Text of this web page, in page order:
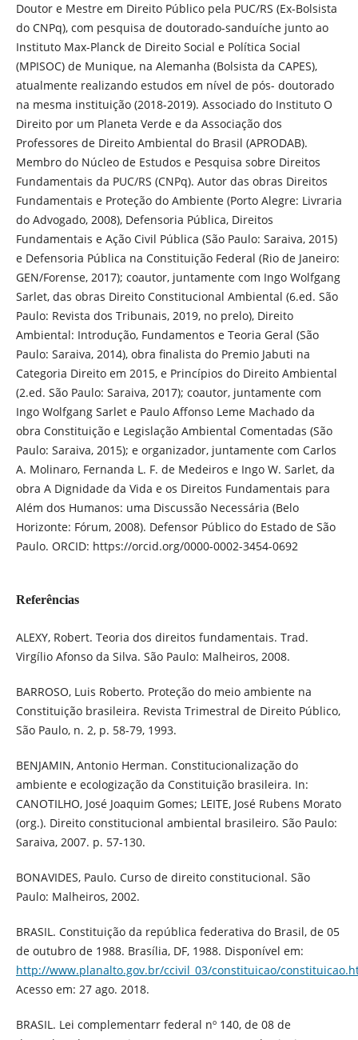
Doutor e Mestre em Direito Público pela PUC/RS (Ex-Bolsista
do CNPq), com pesquisa de doutorado-sanduíche junto ao
Instituto Max-Planck de Direito Social e Política Social
(MPISOC) de Munique, na Alemanha (Bolsista da CAPES),
atualmente realizando estudos em nível de pós- doutorado
na mesma instituição (2018-2019). Associado do Instituto O
Direito por um Planeta Verde e da Associação dos
Professores de Direito Ambiental do Brasil (APRODAB).
Membro do Núcleo de Estudos e Pesquisa sobre Direitos
Fundamentais da PUC/RS (CNPq). Autor das obras Direitos
Fundamentais e Proteção do Ambiente (Porto Alegre: Livraria
do Advogado, 2008), Defensoria Pública, Direitos
Fundamentais e Ação Civil Pública (São Paulo: Saraiva, 2015)
e Defensoria Pública na Constituição Federal (Rio de Janeiro:
GEN/Forense, 2017); coautor, juntamente com Ingo Wolfgang
Sarlet, das obras Direito Constitucional Ambiental (6.ed. São
Paulo: Revista dos Tribunais, 2019, no prelo), Direito
Ambiental: Introdução, Fundamentos e Teoria Geral (São
Paulo: Saraiva, 2014), obra finalista do Premio Jabuti na
Categoria Direito em 2015, e Princípios do Direito Ambiental
(2.ed. São Paulo: Saraiva, 2017); coautor, juntamente com
Ingo Wolfgang Sarlet e Paulo Affonso Leme Machado da
obra Constituição e Legislação Ambiental Comentadas (São
Paulo: Saraiva, 2015); e organizador, juntamente com Carlos
A. Molinaro, Fernanda L. F. de Medeiros e Ingo W. Sarlet, da
obra A Dignidade da Vida e os Direitos Fundamentais para
Além dos Humanos: uma Discussão Necessária (Belo
Horizonte: Fórum, 2008). Defensor Público do Estado de São
Paulo. ORCID: https://orcid.org/0000-0002-3454-0692
Referências
ALEXY, Robert. Teoria dos direitos fundamentais. Trad.
Virgílio Afonso da Silva. São Paulo: Malheiros, 2008.
BARROSO, Luis Roberto. Proteção do meio ambiente na
Constituição brasileira. Revista Trimestral de Direito Público,
São Paulo, n. 2, p. 58-79, 1993.
BENJAMIN, Antonio Herman. Constitucionalização do
ambiente e ecologização da Constituição brasileira. In:
CANOTILHO, José Joaquim Gomes; LEITE, José Rubens Morato
(org.). Direito constitucional ambiental brasileiro. São Paulo:
Saraiva, 2007. p. 57-130.
BONAVIDES, Paulo. Curso de direito constitucional. São
Paulo: Malheiros, 2002.
BRASIL. Constituição da república federativa do Brasil, de 05
de outubro de 1988. Brasília, DF, 1988. Disponível em:
http://www.planalto.gov.br/ccivil_03/constituicao/
Acesso em: 27 ago. 2018.
BRASIL. Lei complementarr federal nº 140, de 08 de